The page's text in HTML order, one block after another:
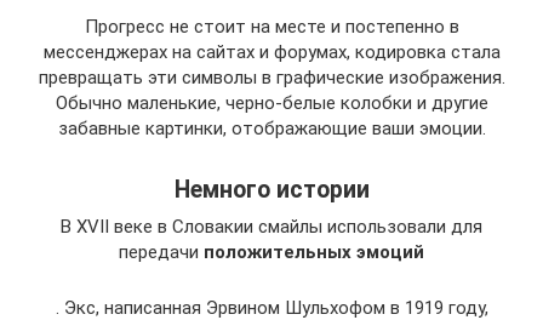
Прогресс не стоит на месте и постепенно в
мессенджерах на сайтах и форумах, кодировка стала
превращать эти символы в графические изображения.
Обычно маленькие, черно-белые колобки и другие
забавные картинки, отображающие ваши эмоции.
Немного истории
В XVII веке в Словакии смайлы использовали для
передачи положительных эмоций
. Экс, написанная Эрвином Шульхофом в 1919 году,